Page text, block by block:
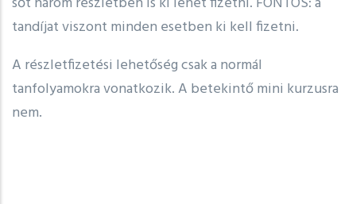
tandíjat viszont minden esetben ki kell fizetni.
A részletfizetési lehetőség csak a normál
tanfolyamokra vonatkozik. A betekintő mini kurzusra
nem.